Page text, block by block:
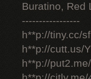
Buratino, Red
-----------------
h**p://tiny.cc/
h**p://cutt.us/
h**p://